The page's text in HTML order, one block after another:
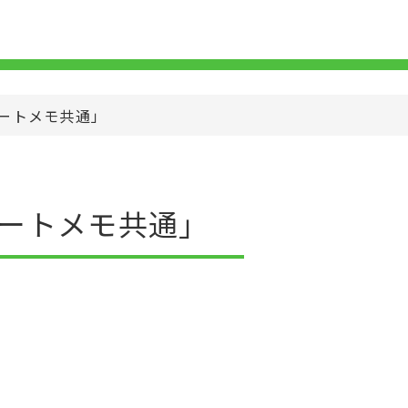
メモ共通」
メモ共通」